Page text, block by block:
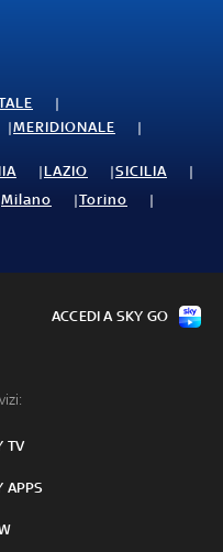
MERIDIONALE
LAZIO
SICILIA
Milano
Torino
TV
APPS
ACCEDI A SKY GO